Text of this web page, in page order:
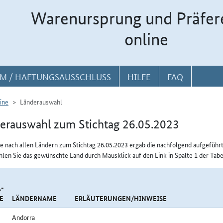
Warenursprung und
online
/ HAFTUNGSAUSSCHLUSS HILFE FAQ
Länderauswahl
zum Stichtag 26.05.2023
nach allen Ländern zum Stichtag 26.05.2023 ergab die nachfolgend
Sie das gewünschte Land durch Mausklick auf den Link in Spalte 1 der
LÄNDERNAME
ERLÄUTERUNGEN/HINWEISE
Andorra